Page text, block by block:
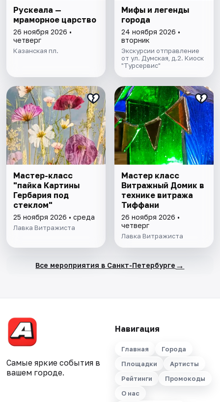
Рускеала —
мраморное царство
26 ноября 2026 •
четверг
Казанская пл.
Мифы и легенды
города
24 ноября 2026 •
вторник
Экскурсии отправление
от ул. Думская, д.2. Киоск
"Турсервис"
Мастер-класс
"пайка Картины
Гербария под
стеклом"
25 ноября 2026 • среда
Лавка Витражиста
Мастер класс
Витражный Домик в
технике витража
Тиффани
26 ноября 2026 •
четверг
Лавка Витражиста
Все мероприятия в Санкт-Петербурге →
Самые яркие события в
вашем городе.
Навигация
Главная
Города
Площадки
Артисты
Рейтинги
Промокоды
О нас